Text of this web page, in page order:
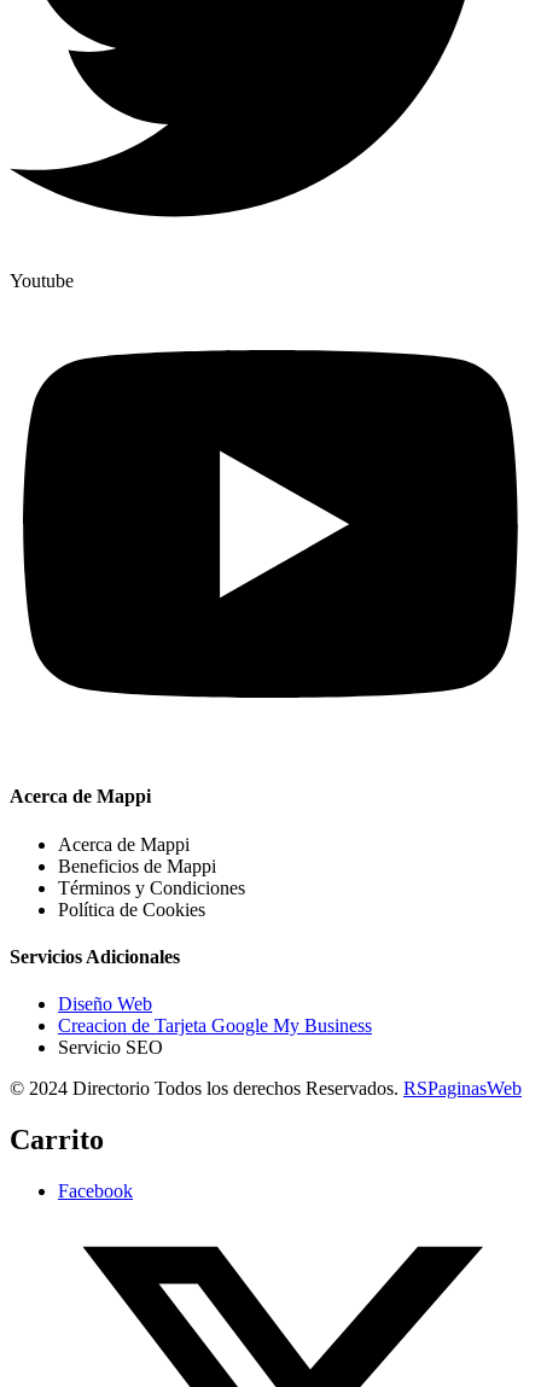
Youtube
Acerca de Mappi
Acerca de Mappi
Beneficios de Mappi
Términos y Condiciones
Política de Cookies
Servicios Adicionales
Diseño Web
Creacion de Tarjeta Google My Business
Servicio SEO
© 2024 Directorio Todos los derechos Reservados. RSPaginasWeb
Carrito
Facebook